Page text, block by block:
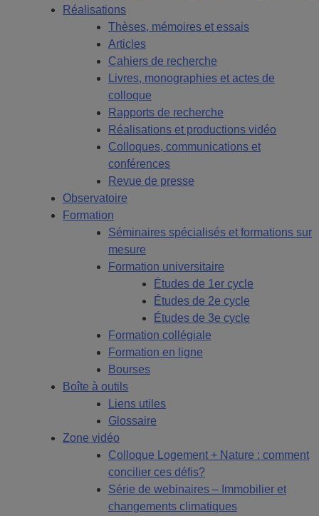
Réalisations
Thèses, mémoires et essais
Articles
Cahiers de recherche
Livres, monographies et actes de
colloque
Rapports de recherche
Réalisations et productions vidéo
Colloques, communications et
conférences
Revue de presse
Observatoire
Formation
Séminaires spécialisés et formations sur
mesure
Formation universitaire
Études de 1er cycle
Études de 2e cycle
Études de 3e cycle
Formation collégiale
Formation en ligne
Bourses
Boîte à outils
Liens utiles
Glossaire
Zone vidéo
Colloque Logement + Nature : comment
concilier ces défis?
Série de webinaires – Immobilier et
changements climatiques